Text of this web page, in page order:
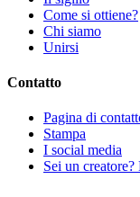
Come si ottiene?
Chi siamo
Unirsi
Contatto
Pagina di
Stampa
I social media
Sei un